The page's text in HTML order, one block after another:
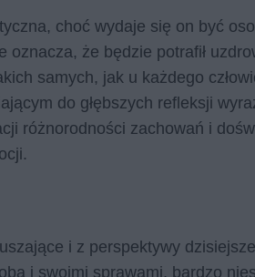
choć wydaje się on być
że będzie potrafił
samych, jak u każdego
do głębszych refleksji
różnorodności zachowań i
i z perspektywy
i swoimi sprawami, bardzo